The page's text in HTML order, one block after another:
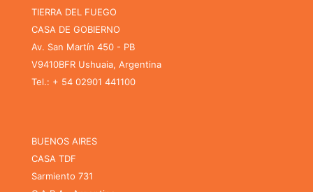
TIERRA DEL FUEGO
CASA DE GOBIERNO
Av. San Martín 450 - PB
V9410BFR Ushuaia, Argentina
Tel.: + 54 02901 441100
BUENOS AIRES
CASA TDF
Sarmiento 731